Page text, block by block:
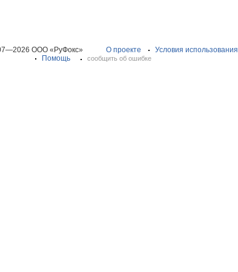
ООО «РуФокс» О проекте Условия использования
Помощь
сообщить об ошибке